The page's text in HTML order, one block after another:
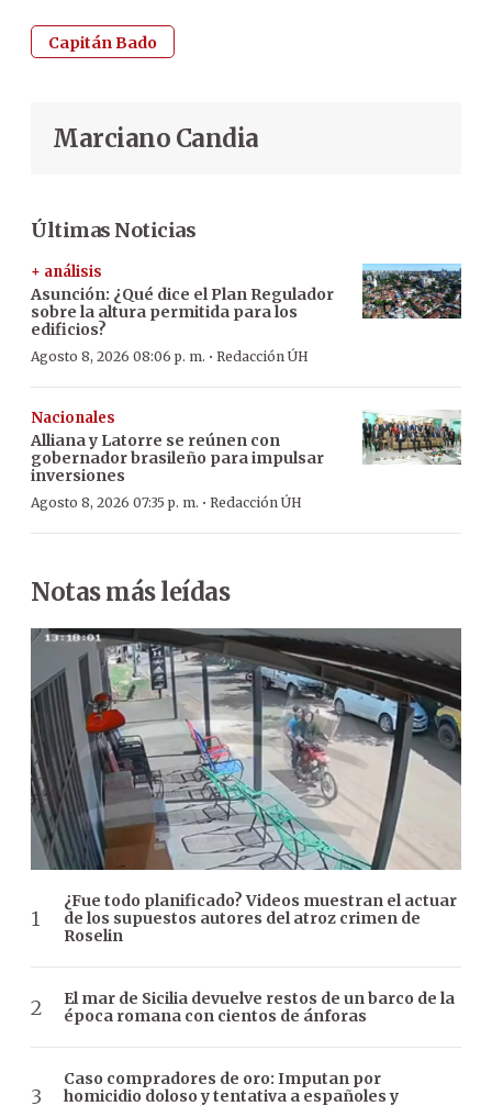
Capitán Bado
Marciano Candia
Últimas Noticias
+ análisis
Asunción: ¿Qué dice el Plan Regulador
sobre la altura permitida para los
edificios?
Agosto 8, 2026 08:06 p. m. · Redacción ÚH
Nacionales
Alliana y Latorre se reúnen con
gobernador brasileño para impulsar
inversiones
Agosto 8, 2026 07:35 p. m. · Redacción ÚH
Notas más leídas
¿Fue todo planificado? Videos muestran el actuar
de los supuestos autores del atroz crimen de
Roselin
El mar de Sicilia devuelve restos de un barco de la
época romana con cientos de ánforas
Caso compradores de oro: Imputan por
homicidio doloso y tentativa a españoles y